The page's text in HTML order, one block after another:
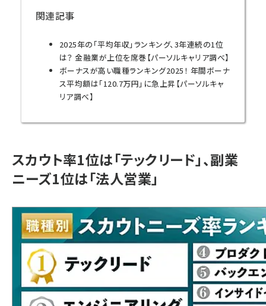
関連記事
2025年の「平均年収」ランキング、3年連続の1位
は？ 金融業が上位を席巻【パーソルキャリア調べ】
ボーナスが高い職種ランキング2025！ 年間ボーナ
ス平均額は「120.7万円」に急上昇【パーソルキャ
リア調べ】
スカウト率1位は「テックリード」、副業
ニーズ1位は「法人営業」